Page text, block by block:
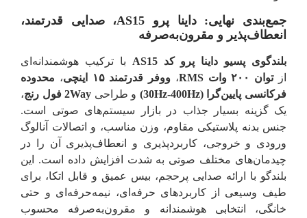
جمع‌بندی نهایی: داینا پرو AS15، صدایی قدرتمند،
انعطاف‌پذیر و مقرون‌به‌صرفه
بلندگوی پسیو داینا پرو کد AS15
با ترکیب هوشمندانه‌ای
ازتوان ۲۰۰ وات RMS ، ووفر قدرتمند ۱۵ اینچی ، محدوده
فرکانسی پایین‌گرا (30Hz-400Hz)
و طراحی 2Way فول رنج
،
یک گزینه بسیار جذاب در بازار سیستم‌های صوتی است.
جنس بدنه پلاستیکی مقاوم، وزن مناسب، و اتصالات آنالوگ
ورودی و خروجی، کاربردپذیری و انعطاف‌پذیری آن را در
چیدمان‌های مختلف صوتی به شدت افزایش داده است. این
بلندگو با ارائه صدایی پرحجم، بیس عمیق و قابل اتکا، برای
طیف وسیعی از کاربردهای حرفه‌ای، نیمه‌حرفه‌ای و حتی
خانگی، انتخابی هوشمندانه و مقرون‌به‌صرفه محسوب